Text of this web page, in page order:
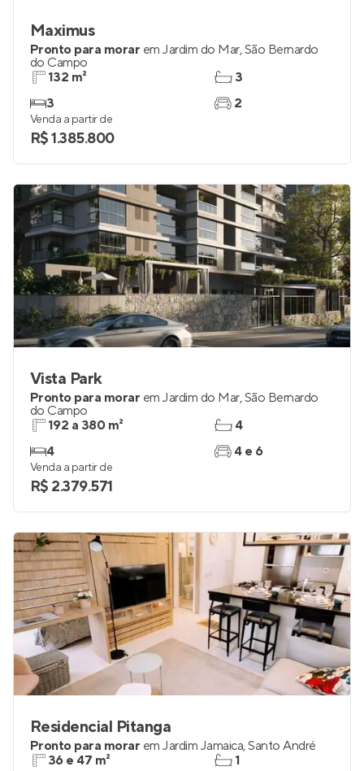
Maximus
Pronto para morar em Jardim do Mar,São Bernardo
do Campo
132 m²
3
3
2
Venda a partir de
R$ 1.385.800
Vista Park
Pronto para morar em Jardim do Mar,São Bernardo
do Campo
192 a 380 m²
4
4
4 e 6
Venda a partir de
R$ 2.379.571
Residencial Pitanga
Pronto para morar em Jardim Jamaica,Santo André
36 e 47 m²
1